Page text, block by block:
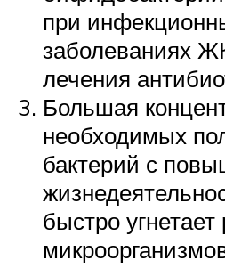
при
заболеваниях
лечения
Большая
необходимых
бактерий с
быстро